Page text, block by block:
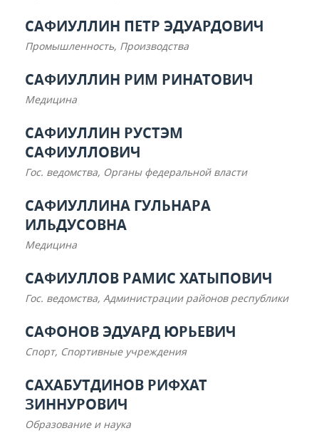
САФИУЛЛИН ПЕТР ЭДУАРДОВИЧ
Промышленность, Производства
САФИУЛЛИН РИМ РИНАТОВИЧ
Медицина
САФИУЛЛИН РУСТЭМ
САФИУЛЛОВИЧ
Гос. ведомства, Органы федеральной власти
САФИУЛЛИНА ГУЛЬНАРА
ИЛЬДУСОВНА
Медицина
САФИУЛЛОВ РАМИС ХАТЫПОВИЧ
Гос. ведомства, Администрации районов республики
САФОНОВ ЭДУАРД ЮРЬЕВИЧ
Спорт, Спортивные учреждения
САХАБУТДИНОВ РИФХАТ
ЗИННУРОВИЧ
Образование и наука